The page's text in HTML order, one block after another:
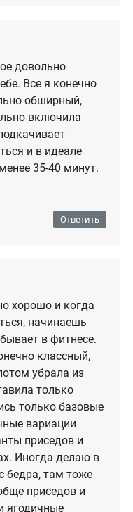
довольно
Все я конечно
обширный,
включила
и в идеале
35-40 минут.
Ответить
хорошо и когда
начинаешь
в фитнесе.
классный,
убрала из
только
только базовые
вариации
приседов и
Иногда делаю в
бедра, там тоже
приседов и
ягодичные